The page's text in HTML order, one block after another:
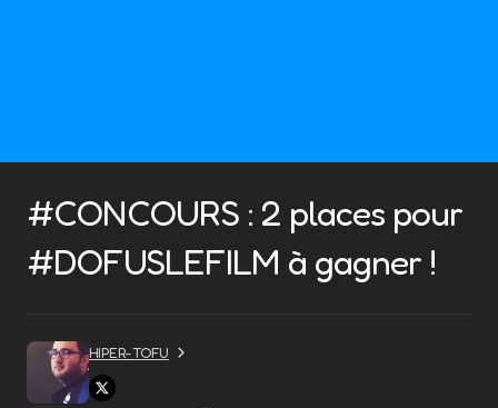
#CONCOURS : 2 places pour
#DOFUSLEFILM à gagner !
HIPER-TOFU